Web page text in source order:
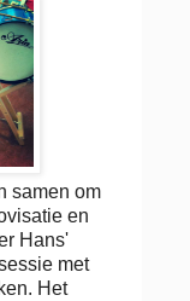
samen om
en
Hans'
met
Het